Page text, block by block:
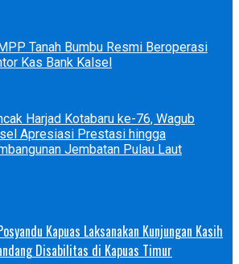
Tanah Bumbu Resmi Beroperasi
Kas Bank Kalsel
Harjad Kotabaru ke-76, Wagub
Apresiasi Prestasi hingga
Jembatan Pulau Laut
Kapuas Laksanakan Kunjungan Kasih
Disabilitas di Kapuas Timur